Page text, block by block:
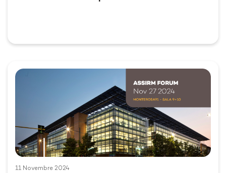
11 Novembre 2024